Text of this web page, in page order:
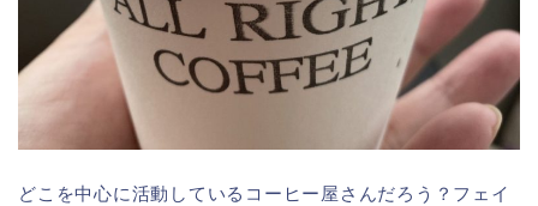
どこを中心に活動しているコーヒー屋さんだろう？フェイ